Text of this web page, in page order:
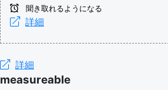
聞き取れるようになる
詳細
詳細
measureable